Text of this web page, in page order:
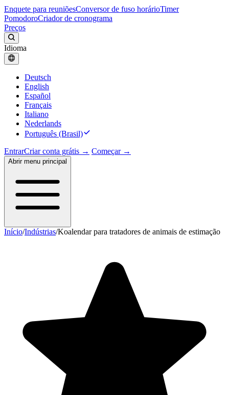
Enquete para reuniõesConversor de fuso horárioTimer
PomodoroCriador de cronograma
Preços
Idioma
Deutsch
English
Español
Français
Italiano
Nederlands
Português (Brasil)
EntrarCriar conta grátis → Começar →
Abrir menu principal
Início/Indústrias/Koalendar para tratadores de animais de estimação